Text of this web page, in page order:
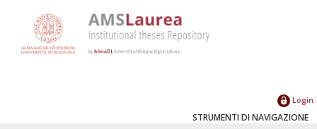
Login
STRUMENTI DI NAVIGAZIONE